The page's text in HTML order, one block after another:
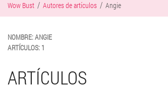
Wow Bust Autores de artículos Angie
NOMBRE:ANGIE
ARTÍCULOS: 1
ARTÍCULOS